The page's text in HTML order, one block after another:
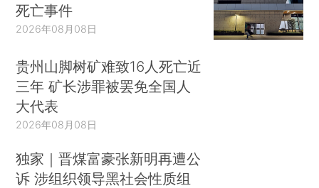
死亡事件
2026年08月08日
贵州山脚树矿难致16人死亡近
三年 矿长涉罪被罢免全国人
大代表
2026年08月08日
独家｜晋煤富豪张新明再遭公
诉 涉组织领导黑社会性质组